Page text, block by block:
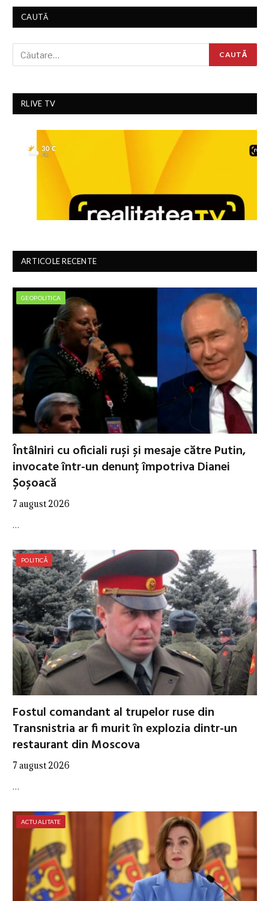
CAUTĂ
RLIVE TV
ARTICOLE RECENTE
GEOPOLITICA
Întâlniri cu oficiali ruși și mesaje către Putin,
invocate într-un denunț împotriva Dianei
Șoșoacă
7 august 2026
…
POLITICĂ
Fostul comandant al trupelor ruse din
Transnistria ar fi murit în explozia dintr-un
restaurant din Moscova
7 august 2026
…
ACTUALITATE